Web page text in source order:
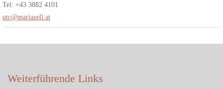
Tel: +43 3882 4101
utc@mariazell.at
Weiterführende Links